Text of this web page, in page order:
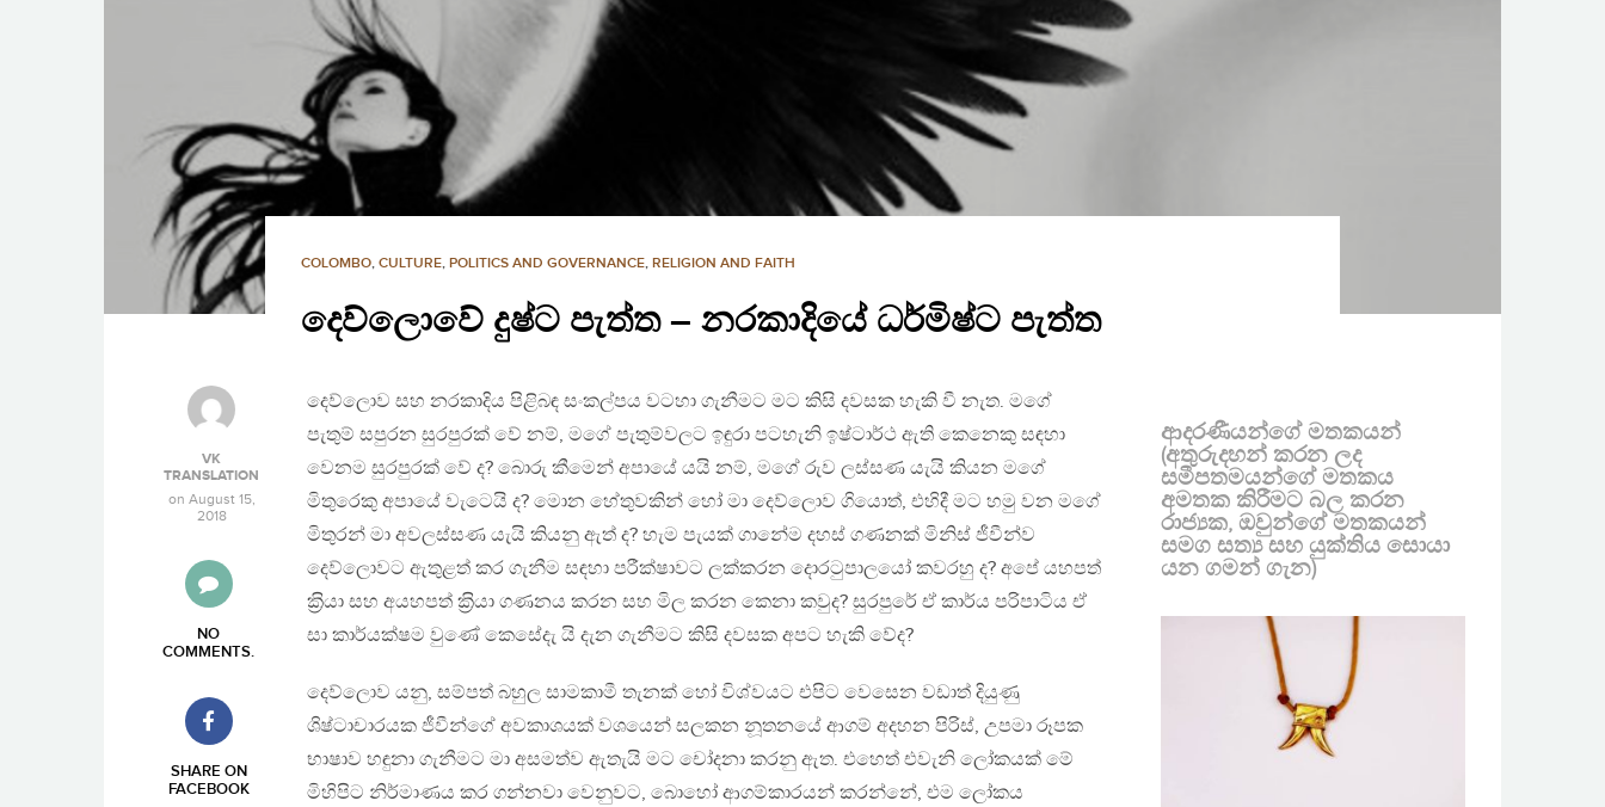
COLOMBO, CULTURE, POLITICS AND GOVERNANCE, RELIGION AND FAITH
දෙව්ලොවේ දුෂ්ට පැත්ත – නරකාදියේ ධර්මිෂ්ට පැත්ත
VK
TRANSLATION
on August 15,
2018
NO
COMMENTS.
SHARE ON
FACEBOOK
දෙව්ලොව සහ නරකාදිය පිළිබඳ සංකල්පය වටහා ගැනීමට මට කිසි දවසක හැකි වී නැත. මගේ
පැතුම් සපුරන සුරපුරක් වේ නම්, මගේ පැතුම්වලට ඉඳුරා පටහැනි ඉෂ්ටාර්ථ ඇති කෙනෙකු සඳහා
වෙනම සුරපුරක් වේ ද? බොරු කීමෙන් අපායේ යයි නම්, මගේ රුව ලස්සණ යැයි කියන මගේ
මිතුරෙකු අපායේ වැටෙයි ද? මොන හේතුවකින් හෝ මා දෙව්ලොව ගියොත්, එහිදී මට හමු වන මගේ
මිතුරන් මා අවලස්සණ යැයි කියනු ඇත් ද? හැම පැයක් ගානේම දහස් ගණනක් මිනිස් ජීවීන්ව
දෙව්ලොවට ඇතුළත් කර ගැනීම සඳහා පරීක්ෂාවට ලක්කරන දොරටුපාලයෝ කවරහු ද? අපේ යහපත්
ක‍්‍රියා සහ අයහපත් ක‍්‍රියා ගණනය කරන සහ මිල කරන කෙනා කවුද? සුරපුරේ ඒ කාර්ය පරිපාටිය ඒ
සා කාර්යක්ෂම වුණේ කෙසේදැ යි දැන ගැනීමට කිසි දවසක අපට හැකි වේද?
දෙව්ලොව යනු, සම්පත් බහුල සාමකාමී තැනක් හෝ විශ්වයට එපිට වෙසෙන වඩාත් දියුණු
ශිෂ්ටාචාරයක ජීවීන්ගේ අවකාශයක් වශයෙන් සලකන නූතනයේ ආගම් අදහන පිරිස්, උපමා රූපක
භාෂාව හඳුනා ගැනීමට මා අසමත්ව ඇතැයි මට චෝදනා කරනු ඇත. එහෙත් එවැනි ලෝකයක් මේ
මිහිපිට නිර්මාණය කර ගන්නවා වෙනුවට, බොහෝ ආගම්කාරයන් කරන්නේ, එම ලෝකය
ආදරණීයන්ගේ මතකයන්
(අතුරුදහන් කරන ලද
සමීපතමයන්ගේ මතකය
අමතක කිරීමට බල කරන
රාජ්‍යක, ඔවුන්ගේ මතකයන්
සමග සත්‍ය සහ යුක්තිය සොයා
යන ගමන් ගැන)